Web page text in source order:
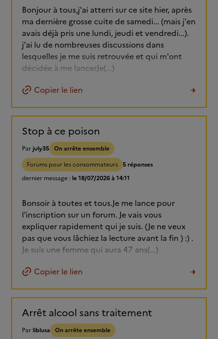
Bonjour à tous,j'ai atterri sur ce site hier, après
ma dernière grosse cuite de samedi... (mais j'en
avais déjà pris une lundi, jeudi et vendredi...).
j'ai lu de nombreuses discussions dans
lesquelles je me suis retrouvée et qui m'ont
décidée à me lancerJe(...)
Copier le lien
Stop à ce poison
Par july35 On arrête ensemble
Forums pour les consommateurs 5 réponses
dernier message : le 18/07/2026 à 14:11
Bonsoir à toutes et tous.Je me lance pour
l'inscription sur un forum. Je vais vous
expliquer rapidement qui je suis. (Je ne veux
pas que vous lâchiez la lecture avant la fin ) :) .
Je suis une femme qui aura 47 ans(...)
Copier le lien
Arrêt alcool sans traitement
Par liblusa
On arrête ensemble